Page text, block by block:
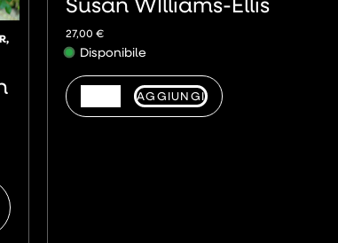
,
27,00 €
Disponibile
AGGIUNGI